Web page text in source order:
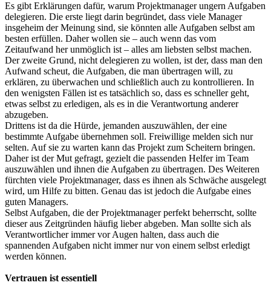
Es gibt Erklärungen dafür, warum Projektmanager ungern Aufgaben
delegieren. Die erste liegt darin begründet, dass viele Manager
insgeheim der Meinung sind, sie könnten alle Aufgaben selbst am
besten erfüllen. Daher wollen sie – auch wenn das vom
Zeitaufwand her unmöglich ist – alles am liebsten selbst machen.
Der zweite Grund, nicht delegieren zu wollen, ist der, dass man den
Aufwand scheut, die Aufgaben, die man übertragen will, zu
erklären, zu überwachen und schließlich auch zu kontrollieren. In
den wenigsten Fällen ist es tatsächlich so, dass es schneller geht,
etwas selbst zu erledigen, als es in die Verantwortung anderer
abzugeben.
Drittens ist da die Hürde, jemanden auszuwählen, der eine
bestimmte Aufgabe übernehmen soll. Freiwillige melden sich nur
selten. Auf sie zu warten kann das Projekt zum Scheitern bringen.
Daher ist der Mut gefragt, gezielt die passenden Helfer im Team
auszuwählen und ihnen die Aufgaben zu übertragen. Des Weiteren
fürchten viele Projektmanager, dass es ihnen als Schwäche ausgelegt
wird, um Hilfe zu bitten. Genau das ist jedoch die Aufgabe eines
guten Managers.
Selbst Aufgaben, die der Projektmanager perfekt beherrscht, sollte
dieser aus Zeitgründen häufig lieber abgeben. Man sollte sich als
Verantwortlicher immer vor Augen halten, dass auch die
spannenden Aufgaben nicht immer nur von einem selbst erledigt
werden können.
Vertrauen ist essentiell